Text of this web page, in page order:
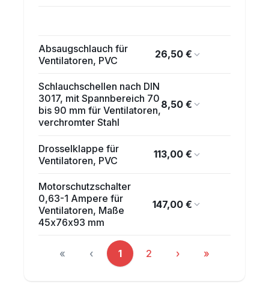
Absaugschlauch für
Ventilatoren, PVC
26,50 €
Schlauchschellen nach DIN
3017, mit Spannbereich 70
bis 90 mm für Ventilatoren,
verchromter Stahl
8,50 €
Drosselklappe für
Ventilatoren, PVC
113,00 €
Motorschutzschalter
0,63-1 Ampere für
Ventilatoren, Maße
45x76x93 mm
147,00 €
« ‹
Seite
1
Seite
2 › »